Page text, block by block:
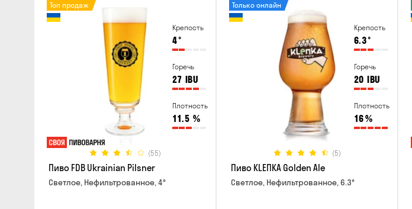
Крепость
4°
Горечь
27 IBU
Плотность
11.5 %
(55)
Топ продаж
Пиво FDB Ukrainian Pilsner
Светлое, Нефильтрованное, 4°
Крепость
6.3°
Горечь
20 IBU
Плотность
16%
(5)
Только онлайн
Пиво KLEПКА Golden Ale
Светлое, Нефильтрованное, 6.3°